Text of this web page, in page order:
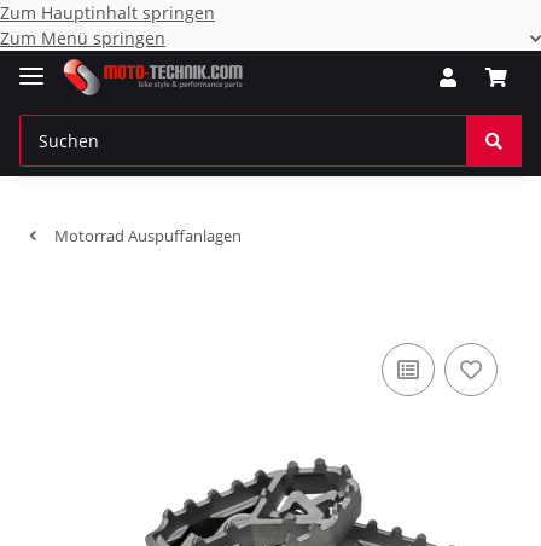
Zum Hauptinhalt springen
Zum Menü springen
Motorrad Auspuffanlagen